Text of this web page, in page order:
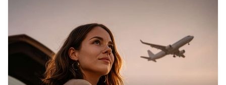
NEW TECHO APT
KANDAL PROVINCE - CAMBODIA